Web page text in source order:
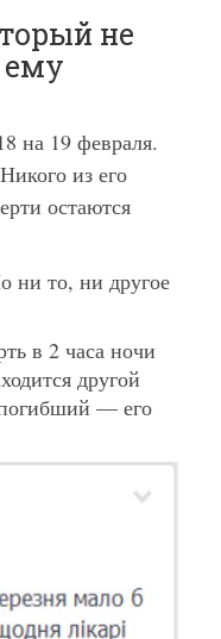
не
ему
на 19 февраля.
из его
остаются
ни то, ни другое
в 2 часа ночи
другой
— его